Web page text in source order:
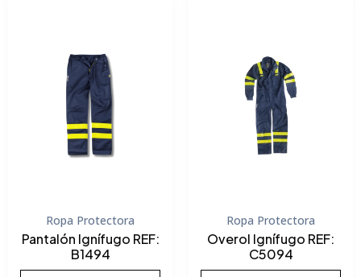
Ropa Protectora
Pantalón Ignífugo REF:
B1494
Ropa Protectora
Overol Ignífugo REF:
C5094